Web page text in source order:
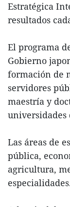
Estratégica
resultados
El programa
Gobierno
formación de
servidores
maestría y
universidades
Las áreas de
pública,
agricultura,